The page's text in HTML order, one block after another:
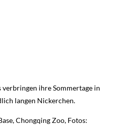
verbringen ihre Sommertage in
langen Nickerchen.
Chongqing Zoo, Fotos: